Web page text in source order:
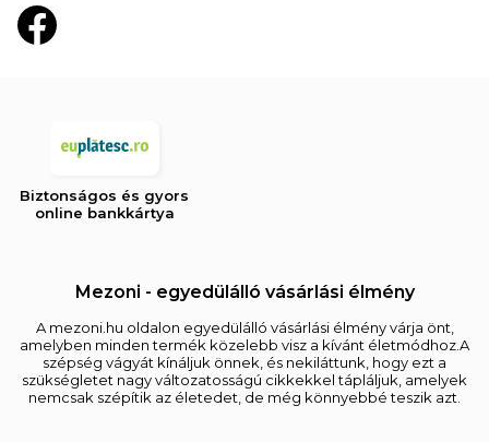
Biztonságos és gyors
online bankkártya
Mezoni - egyedülálló vásárlási élmény
A mezoni.hu oldalon egyedülálló vásárlási élmény várja önt,
amelyben minden termék közelebb visz a kívánt életmódhoz.A
szépség vágyát kínáljuk önnek, és nekiláttunk, hogy ezt a
szükségletet nagy változatosságú cikkekkel tápláljuk, amelyek
nemcsak szépítik az életedet, de még könnyebbé teszik azt.